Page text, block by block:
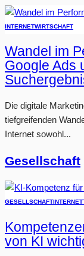
INTERNETWIRTSCHAFT
Wandel im
Google Ads
Die digitale
tiefgreifenden
Internet sowohl...
Gesellschaft
GESELLSCHAFTINTERNET
von KI